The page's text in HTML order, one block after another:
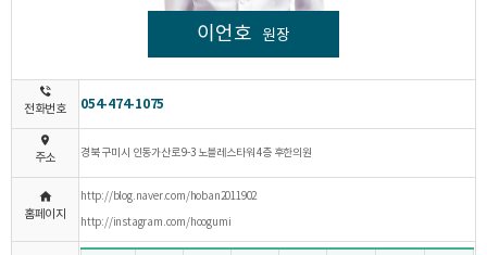
이언호 원장
전화번호 054-474-1075
주소 경북 구미시 인동가산로 9-3 노블레스타워 4층 후한의원
홈페이지
http://blog.naver.com/hoban2011902
http://instagram.com/hoogumi